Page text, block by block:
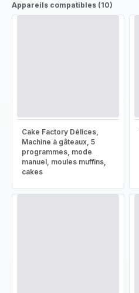
Appareils compatibles (10)
Cake Factory Délices,
Machine à gâteaux, 5
programmes, mode
manuel, moules muffins,
cakes